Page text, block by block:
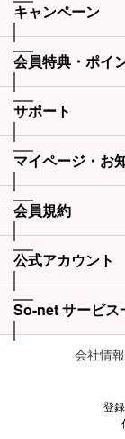
キャンペーン
会員特典・ポイ
サポート
マイページ・お
会員規約
公式アカウント
So-net サービス
会社情報
登